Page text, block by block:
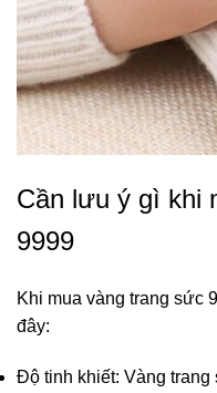
Cần lưu ý gì khi
9999
Khi mua vàng trang sức
đây:
Độ tinh khiết: Vàng